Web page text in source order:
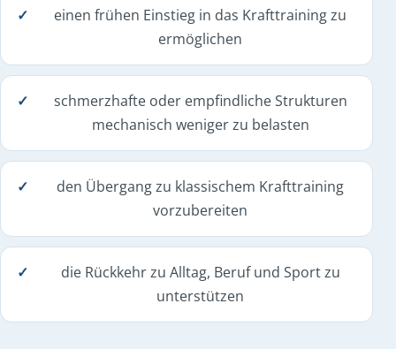
einen frühen Einstieg in das Krafttraining zu
ermöglichen
schmerzhafte oder empfindliche Strukturen
mechanisch weniger zu belasten
den Übergang zu klassischem Krafttraining
vorzubereiten
die Rückkehr zu Alltag, Beruf und Sport zu
unterstützen